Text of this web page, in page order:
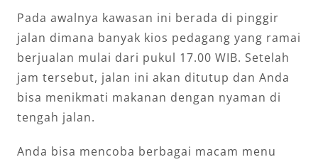
Pada awalnya kawasan ini berada di pinggir
jalan dimana banyak kios pedagang yang ramai
berjualan mulai dari pukul 17.00 WIB. Setelah
jam tersebut, jalan ini akan ditutup dan Anda
bisa menikmati makanan dengan nyaman di
tengah jalan.
Anda bisa mencoba berbagai macam menu